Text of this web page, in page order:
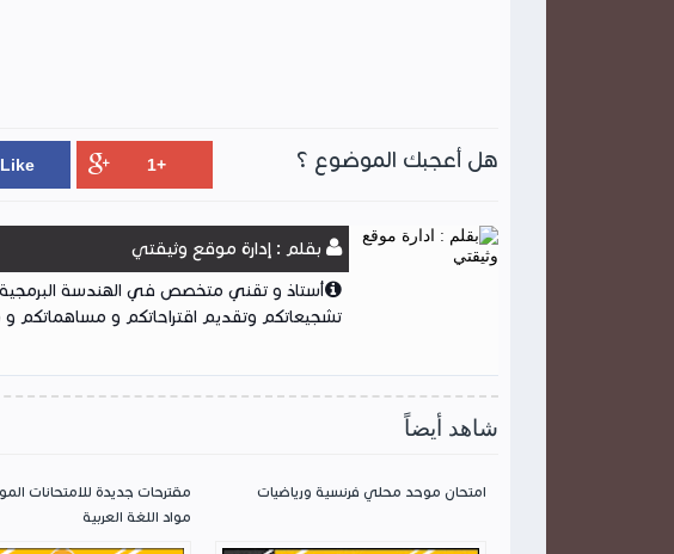
هل أعجبك الموضوع ؟
بقلم : إدارة موقع وثيقتي
أستاذ و تقني متخصص في الهندسة البرمجية
تشجيعاتكم وتقديم اقتراحاتكم و مساهماتكم و
شاهد أيضاً
مقترحات جديدة للامتحانات
مواد اللغة العربية
امتحان موحد محلي فرنسية ورياضيات